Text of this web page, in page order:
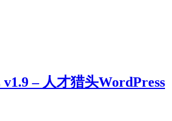
– 人才猎头WordPress